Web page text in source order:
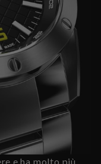
e ha molto più